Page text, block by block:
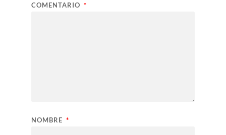
COMENTARIO *
NOMBRE *